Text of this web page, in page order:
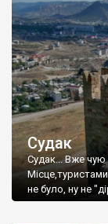
Судак
Судак... Вже чую
не було, ну не